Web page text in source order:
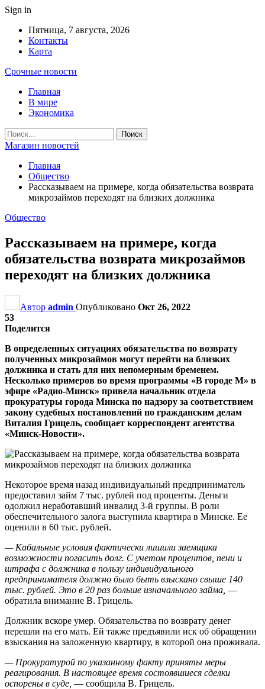
Sign in
Пятница, 7 августа, 2026
Контакты
Карта
Срочные новости
Главная
В мире
Экономика
Магазин новостей
Главная
Общество
Рассказываем на примере, когда обязательства возврата
микрозаймов переходят на близких должника
Общество
Рассказываем на примере, когда
обязательства возврата микрозаймов
переходят на близких должника
Автор admin Опубликовано Окт 26, 2022
53
Поделится
В определенных ситуациях обязательства по возврату
полученных микрозаймов могут перейти на близких
должника и стать для них непомерным бременем.
Несколько примеров во время программы «В городе М» в
эфире «Радио-Минск» привела начальник отдела
прокуратуры города Минска по надзору за соответствием
закону судебных постановлений по гражданским делам
Виталия Грицель, сообщает корреспондент агентства
«Минск-Новости».
Некоторое время назад индивидуальный предприниматель
предоставил займ 7 тыс. рублей под проценты. Деньги
одолжил неработавший инвалид 3-й группы. В роли
обеспечительного залога выступила квартира в Минске. Ее
оценили в 60 тыс. рублей.
— Кабальные условия фактически лишили заемщика
возможности погасить долг. С учетом процентов, пени и
штрафа с должника в пользу индивидуального
предпринимателя должно было быть взыскано свыше 140
тыс. рублей. Это в 20 раз больше изначального займа, —
обратила внимание В. Грицель.
Должник вскоре умер. Обязательства по возврату денег
перешли на его мать. Ей также предъявили иск об обращении
взыскания на заложенную квартиру, в которой она проживала.
— Прокуратурой по указанному факту приняты меры
реагирования. В настоящее время состоявшиеся сделки
оспорены в суде, — сообщила В. Грицель.